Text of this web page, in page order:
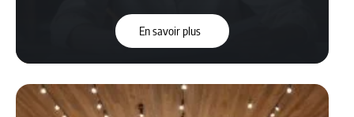
En savoir plus